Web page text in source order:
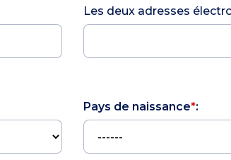
Les deux adresses
Pays de naissance*: